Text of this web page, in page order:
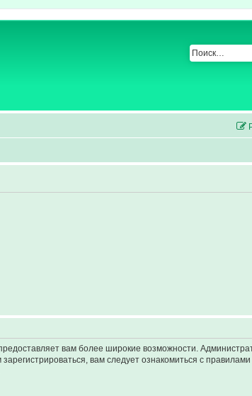
вам более широкие возможности.
вам следует ознакомиться с